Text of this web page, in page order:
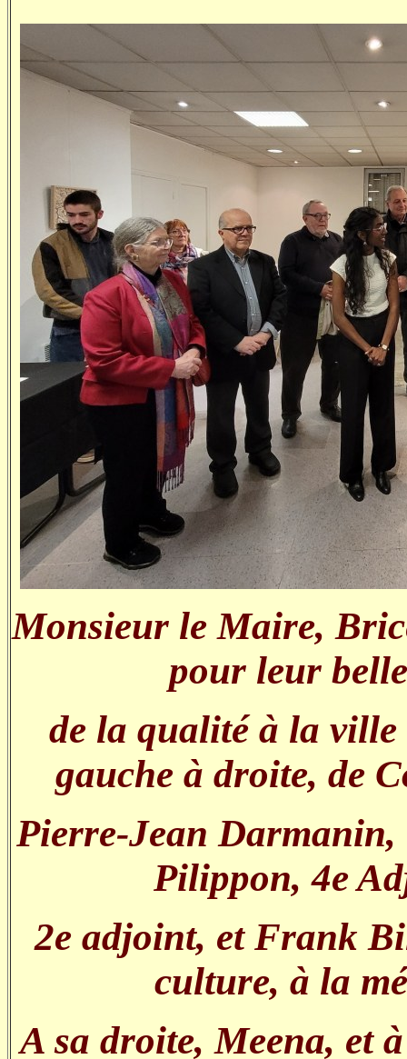
Monsieur le Maire,
pour leur
de la qualité à la ville
gauche à droite, de
Pierre-Jean
Pilippon, 4e
2e adjoint, et Frank
culture, à la
A sa droite, Meena, et